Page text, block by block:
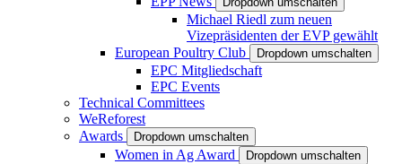
Michael Riedl zum neuen
Vizepräsidenten der EVP gewählt
European Poultry Club
Dropdown umschalten
EPC Mitgliedschaft
EPC Events
Technical Committees
WeReforest
Awards
Dropdown umschalten
Women in Ag Award Dropdown umschalten